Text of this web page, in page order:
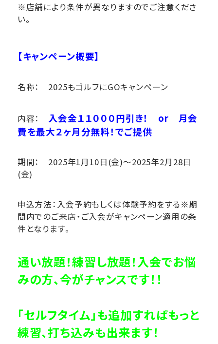
※店舗により条件が異なりますのでご注意くださ
い。
【キャンペーン概要】
名称： 2025もゴルフにGOキャンペーン
内容： 入会金１１０００円引き！ or 月会
費を最大２ヶ月分無料！でご提供
期間： 2025年1月10日(金)～2025年2月28日
(金)
申込方法：入会予約もしくは体験予約をする※期
間内でのご来店・ご入会がキャンペーン適用の条
件となります。
通い放題！練習し放題！入会でお悩
みの方、今がチャンスです！！
「セルフタイム」も追加すればもっと
練習、打ち込みも出来ます！